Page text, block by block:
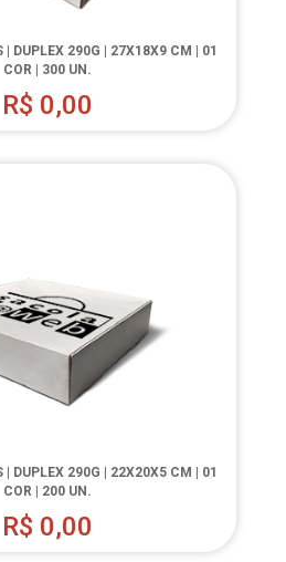
| DUPLEX 290G | 27X18X9 CM | 01
COR | 300 UN.
R$ 0,00
| DUPLEX 290G | 22X20X5 CM | 01
COR | 200 UN.
R$ 0,00